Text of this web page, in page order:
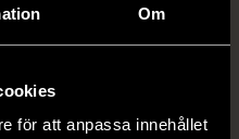
Om
för att anpassa innehållet